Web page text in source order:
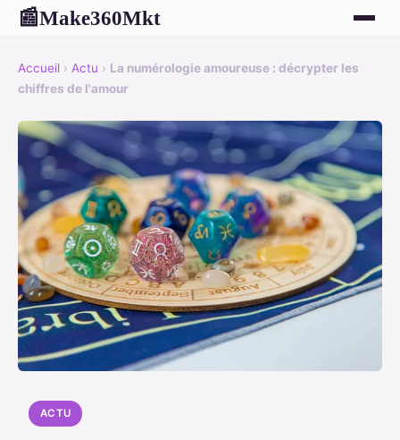
📰Make360Mkt
Accueil › Actu › La numérologie amoureuse : décrypter les
chiffres de l'amour
ACTU